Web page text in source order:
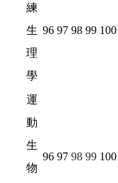
練
生
理
學
96 97 98 99 100
運
動
生
物
96 97 98 99 100